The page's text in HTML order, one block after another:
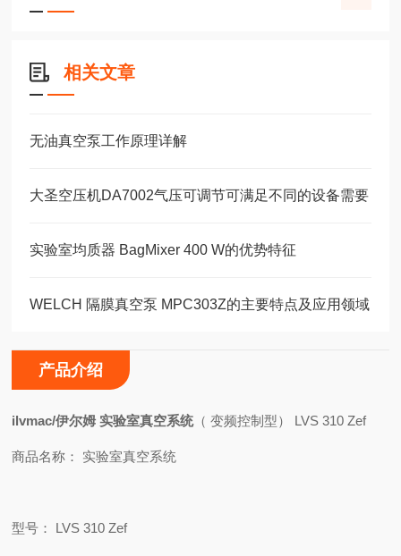
相关文章
无油真空泵工作原理详解
大圣空压机DA7002气压可调节可满足不同的设备需要
实验室均质器 BagMixer 400 W的优势特征
WELCH 隔膜真空泵 MPC303Z的主要特点及应用领域
产品介绍
ilvmac/伊尔姆 实验室真空系统（ 变频控制型） LVS 310 Zef
商品名称： 实验室真空系统
型号： LVS 310 Zef